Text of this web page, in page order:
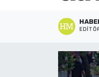
Haber Arşivi